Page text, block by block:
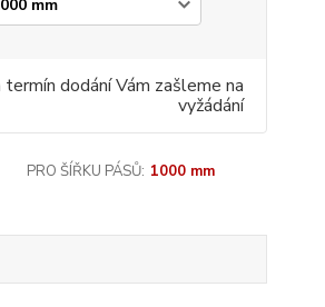
dodání Vám zašleme na
vyžádání
PRO ŠÍŘKU PÁSŮ: 1000 mm